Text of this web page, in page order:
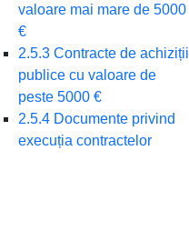
valoare mai mare de 5000
€
2.5.3 Contracte de achiziții
publice cu valoare de
peste 5000 €
2.5.4 Documente privind
execuția contractelor